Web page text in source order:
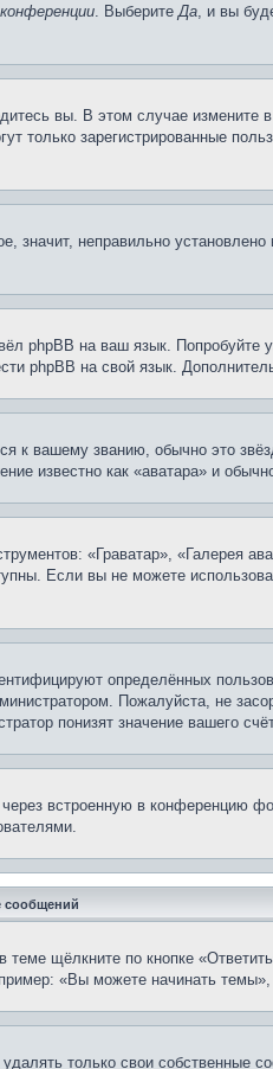
. ВыберитеДа, и вы
вы. В этом случае измените
только зарегистрированные
неправильно
phpBB на ваш язык. Попробуйте
phpBB на свой язык.
к вашему званию, обычно это
известно как «аватара» и
«Граватар», «Галерея
Если вы не можете
определённых
Пожалуйста, не
понизят значение вашего
встроенную в конференцию
сообщений
щёлкните по кнопке
«Вы можете начинать
только свои собственные